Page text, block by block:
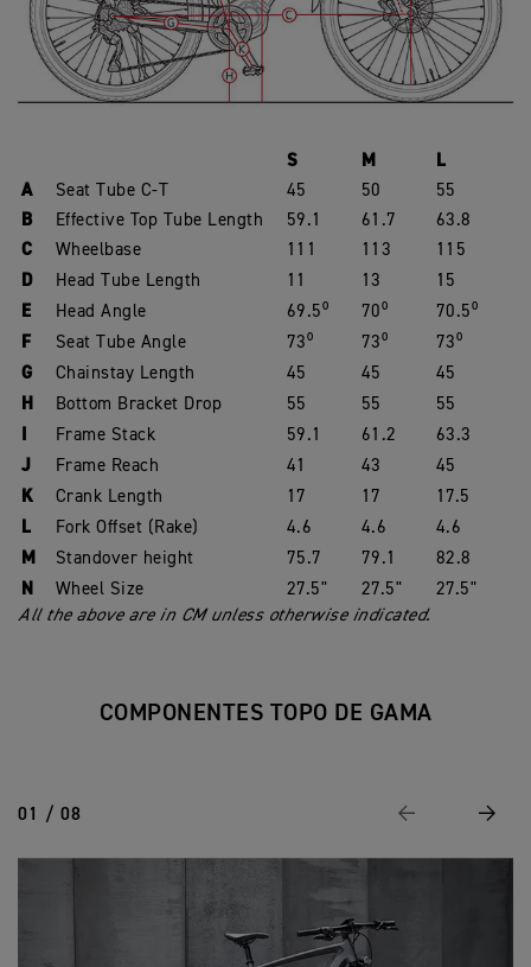
S M
L
A
Seat Tube C-T 45 50 55
B Effective Top Tube Length 59.1 61.7 63.8
C Wheelbase 111 113 115
D Head Tube Length 11 13 15
E Head Angle 69.5⁰ 70⁰ 70.5⁰
F Seat Tube Angle 73⁰ 73⁰ 73⁰
G Chainstay Length 45 45 45
H Bottom Bracket Drop 55 55 55
I Frame Stack 59.1 61.2 63.3
J Frame Reach 41 43 45
K Crank Length 17 17 17.5
L Fork Offset (Rake) 4.6 4.6 4.6
M Standover height 75.7 79.1 82.8
N Wheel Size 27.5" 27.5"
27.5"
All the above are in CM unless otherwise indicated.
COMPONENTES TOPO DE GAMA
01 / 08 Previous Next